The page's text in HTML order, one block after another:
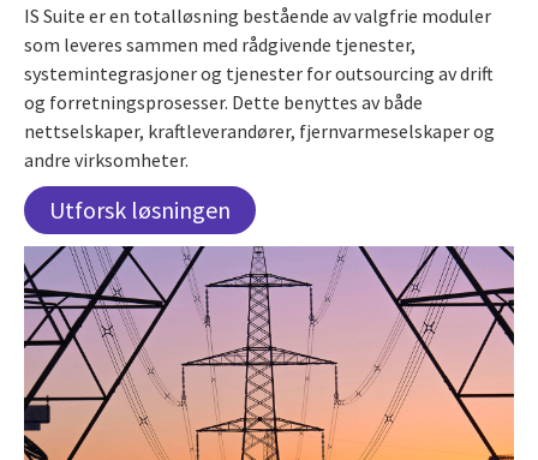
IS Suite er en totalløsning bestående av valgfrie moduler
som leveres sammen med rådgivende tjenester,
systemintegrasjoner og tjenester for outsourcing av drift
og forretningsprosesser. Dette benyttes av både
nettselskaper, kraftleverandører, fjernvarmeselskaper og
andre virksomheter.
Utforsk løsningen